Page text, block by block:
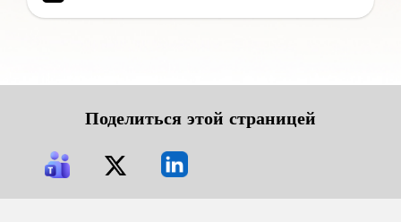
Поделиться этой страницей